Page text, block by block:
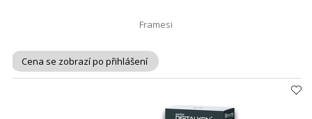
Framesi
Cena se zobrazí po přihlášení